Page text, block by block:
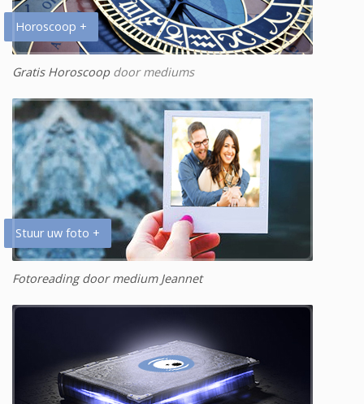
Horoscoop +
Gratis Horoscoopdoor mediums
Stuur uw foto +
Fotoreading door medium Jeannet